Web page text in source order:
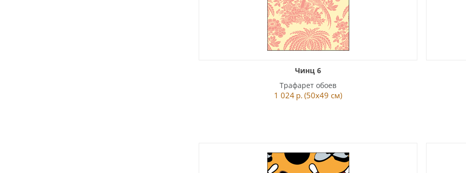
Чинц 6
Трафарет обоев
1 024 р. (50x49 см)